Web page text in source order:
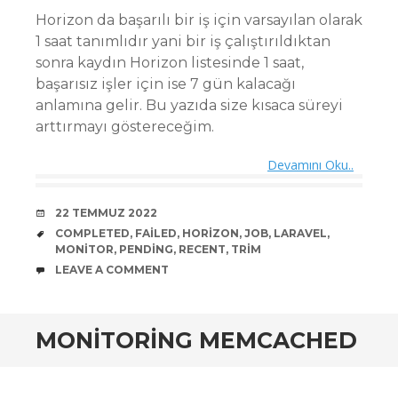
Horizon da başarılı bir iş için varsayılan olarak
1 saat tanımlıdır yani bir iş çalıştırıldıktan
sonra kaydın Horizon listesinde 1 saat,
başarısız işler için ise 7 gün kalacağı
anlamına gelir. Bu yazıda size kısaca süreyi
arttırmayı göstereceğim.
Devamını Oku..
DATE
22 TEMMUZ 2022
TAGS
COMPLETED, FAILED, HORIZON, JOB, LARAVEL,
MONITOR, PENDING, RECENT, TRIM
COMMENTS
LEAVE A COMMENT
MONITORING MEMCACHED